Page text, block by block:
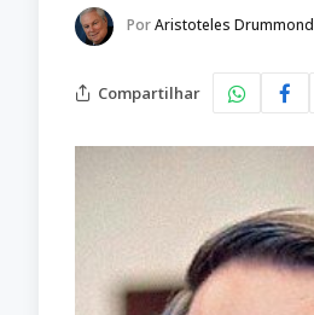
PorAristoteles Drummond
Compartilhar